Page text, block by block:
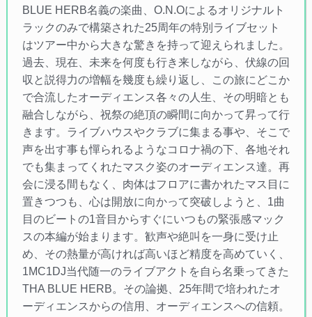
BLUE HERB名義の楽曲、O.N.Oによるオリジナルト
ラックのみで構築された25周年の特別ライブセット
はツアー中から大きな驚きを持って迎えられました。
過去、現在、未来を何度も行き来しながら、伏線の回
収と説得力の増幅を幾度も繰り返し、この旅にどこか
で合流したオーディエンス各々の人生、その明暗とも
融合しながら、祝祭の絶頂の瞬間に向かって昇って行
きます。ライブハウスやクラブに集まる事や、そこで
声を出す事も憚られるようなコロナ禍の下、各地それ
でも集まってくれたマスク姿のオーディエンス達。再
会に浸る間もなく、肉体はフロアに書かれたマス目に
置きつつも、心は開放に向かって突破しようと、1曲
目のビートの1音目からすぐにいつもの緊張感マック
スの本編が始まります。歓声や絶叫を一身に受け止
め、その熱量が高ければ高いほど精度を高めていく、
1MC1DJ当代随一のライブアクトを自ら名乗ってきた
THA BLUE HERB。その論拠、25年間で培われたオ
ーディエンスからの信用、オーディエンスへの信頼。